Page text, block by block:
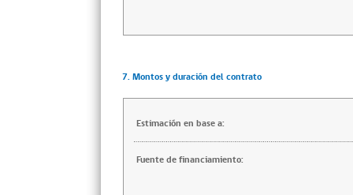
7. Montos y duración del contrato
Estimación en base a:
Fuente de financiamiento: